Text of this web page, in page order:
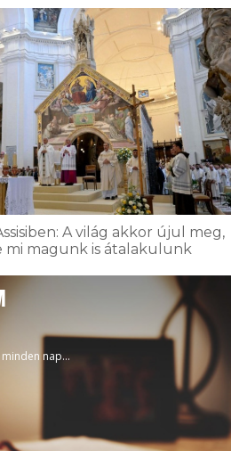
A világ akkor újul meg,
mi magunk is átalakulunk
nap...